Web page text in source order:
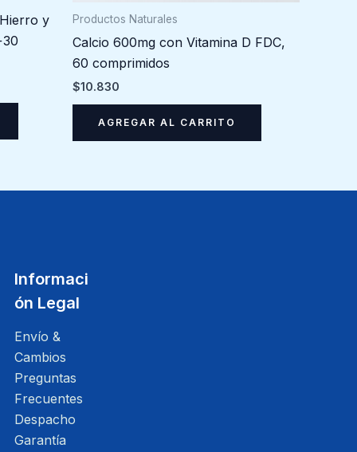
y
Productos Naturales
Calcio 600mg con Vitamina D FDC,
60 comprimidos
$10.830
AGREGAR AL CARRITO
Informaci
ón Legal
Envío &
Cambios
Preguntas
Frecuentes
Despacho
Garantía